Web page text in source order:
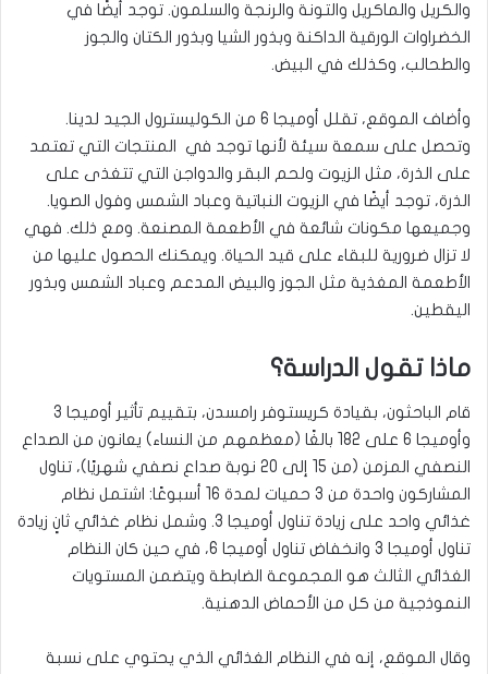
والكريل والماكريل والتونة والرنجة والسلمون. توجد أيضًا في
الخضراوات الورقية الداكنة وبذور الشيا وبذور الكتان والجوز
والطحالب، وكذلك في البيض.
وأضاف الموقع، تقلل أوميجا 6 من الكوليسترول الجيد لدينا.
وتحصل على سمعة سيئة لأنها توجد في المنتجات التي تعتمد
على الذرة، مثل الزيوت ولحم البقر والدواجن التي تتغذى على
الذرة، توجد أيضًا في الزيوت النباتية وعباد الشمس وفول الصويا.
وجميعها مكونات شائعة في الأطعمة المصنعة. ومع ذلك. فهي
لا تزال ضرورية للبقاء على قيد الحياة. ويمكنك الحصول عليها من
الأطعمة المغذية مثل الجوز والبيض المدعم وعباد الشمس وبذور
اليقطين.
ماذا تقول الدراسة؟
قام الباحثون، بقيادة كريستوفر رامسدن، بتقييم تأثير أوميجا 3
وأوميجا 6 على 182 بالغًا (معظمهم من النساء) يعانون من الصداع
النصفي المزمن (من 15 إلى 20 نوبة صداع نصفي شهريًا)، تناول
المشاركون واحدة من 3 حميات لمدة 16 أسبوعًا: اشتمل نظام
غذائي واحد على زيادة تناول أوميجا 3. وشمل نظام غذائي ثانٍ زيادة
تناول أوميجا 3 وانخفاض تناول أوميجا 6، في حين كان النظام
الغذائي الثالث هو المجموعة الضابطة ويتضمن المستويات
النموذجية من كل من الأحماض الدهنية.
وقال الموقع، إنه في النظام الغذائي الذي يحتوي على نسبة